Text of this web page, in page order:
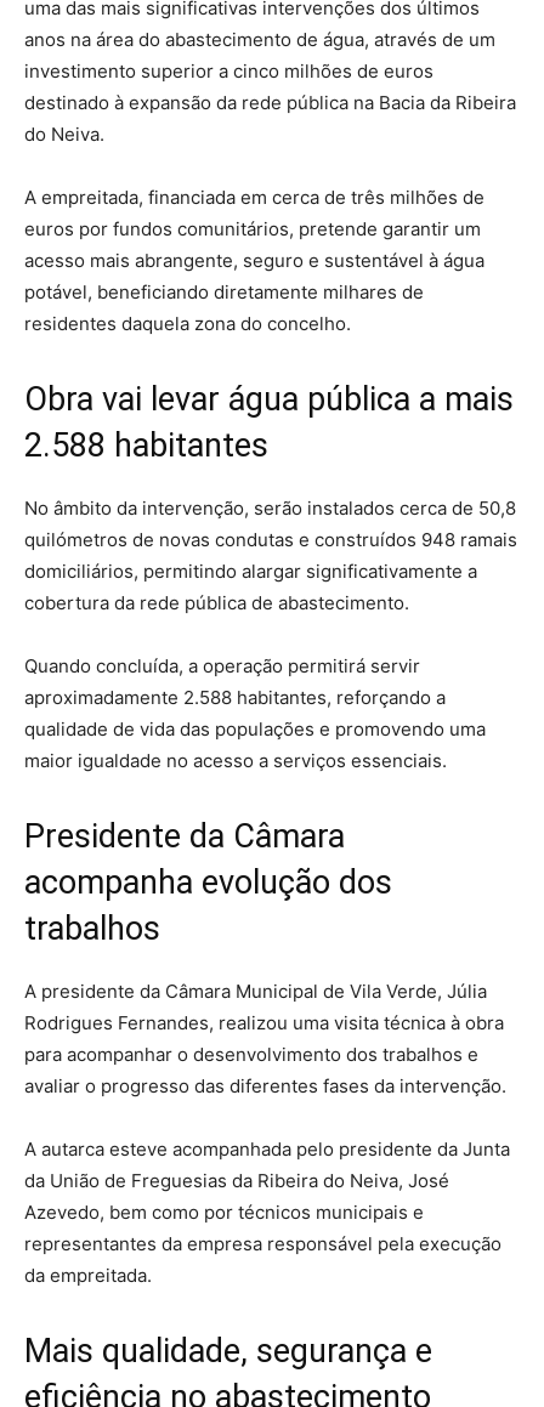
uma das mais significativas intervenções dos últimos
anos na área do abastecimento de água, através de um
investimento superior a cinco milhões de euros
destinado à expansão da rede pública na Bacia da Ribeira
do Neiva.
A empreitada, financiada em cerca de três milhões de
euros por fundos comunitários, pretende garantir um
acesso mais abrangente, seguro e sustentável à água
potável, beneficiando diretamente milhares de
residentes daquela zona do concelho.
Obra vai levar água pública a mais
2.588 habitantes
No âmbito da intervenção, serão instalados cerca de 50,8
quilómetros de novas condutas e construídos 948 ramais
domiciliários, permitindo alargar significativamente a
cobertura da rede pública de abastecimento.
Quando concluída, a operação permitirá servir
aproximadamente 2.588 habitantes, reforçando a
qualidade de vida das populações e promovendo uma
maior igualdade no acesso a serviços essenciais.
Presidente da Câmara
acompanha evolução dos
trabalhos
A presidente da Câmara Municipal de Vila Verde, Júlia
Rodrigues Fernandes, realizou uma visita técnica à obra
para acompanhar o desenvolvimento dos trabalhos e
avaliar o progresso das diferentes fases da intervenção.
A autarca esteve acompanhada pelo presidente da Junta
da União de Freguesias da Ribeira do Neiva, José
Azevedo, bem como por técnicos municipais e
representantes da empresa responsável pela execução
da empreitada.
Mais qualidade, segurança e
eficiência no abastecimento